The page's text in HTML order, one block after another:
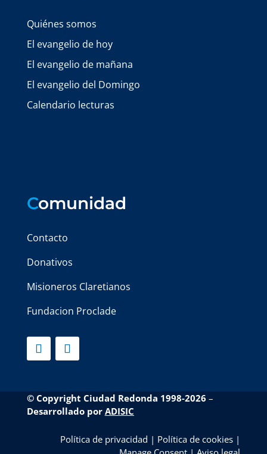
Quiénes somos
El evangelio de hoy
El evangelio de mañana
El evangelio del Domingo
Calendario lecturas
Comunidad
Contacto
Donativos
Misioneros Claretianos
Fundacion Proclade
© Copyright Ciudad Redonda 1998-2026 –
Desarrollado por ADISIC
Política de privacidad | Política de cookies |